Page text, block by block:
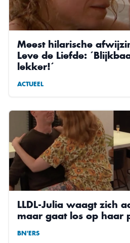
Meest hilarische
Leve de Liefde:
lekker!´
ACTUEEL
LLDL-Julia waagt zich
maar gaat los op haar
BN'ERS